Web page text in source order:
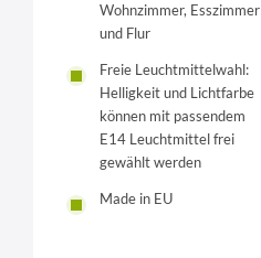
Wohnzimmer, Esszimmer
und Flur
Freie Leuchtmittelwahl:
Helligkeit und Lichtfarbe
können mit passendem
E14 Leuchtmittel frei
gewählt werden
Made in EU